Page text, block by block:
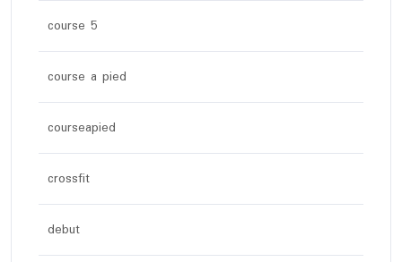
course 5
course a pied
courseapied
crossfit
debut